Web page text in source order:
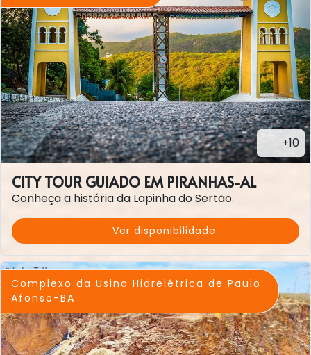
+10
CITY TOUR GUIADO EM PIRANHAS-AL
Conheça a história da Lapinha do Sertão.
Ver disponibilidade
Complexo da Usina Hidrelétrica de Paulo
Afonso-BA